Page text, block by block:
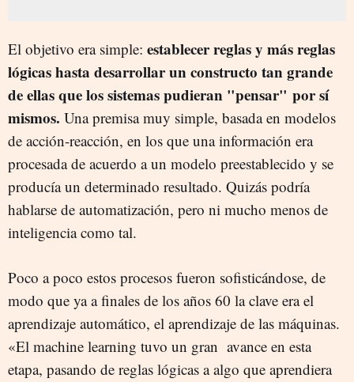
El objetivo era simple: establecer reglas y más reglas
lógicas hasta desarrollar un constructo tan grande
de ellas que los sistemas pudieran "pensar" por sí
mismos. Una premisa muy simple, basada en modelos
de acción-reacción, en los que una información era
procesada de acuerdo a un modelo preestablecido y se
producía un determinado resultado. Quizás podría
hablarse de automatización, pero ni mucho menos de
inteligencia como tal.
Poco a poco estos procesos fueron sofisticándose, de
modo que ya a finales de los años 60 la clave era el
aprendizaje automático, el aprendizaje de las máquinas.
«El machine learning tuvo un gran avance en esta
etapa, pasando de reglas lógicas a algo que aprendiera